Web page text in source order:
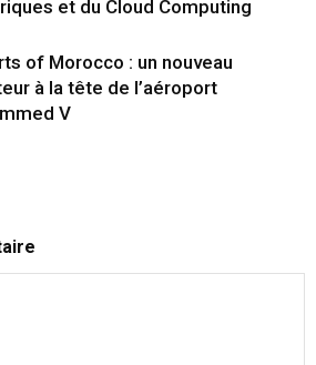
et du Cloud Computing
of Morocco : un nouveau
à la tête de l’aéroport
V